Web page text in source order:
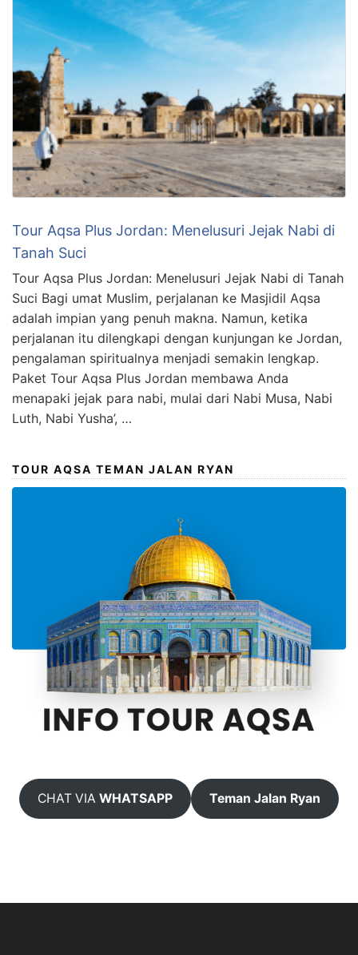
Tour Aqsa Plus Jordan: Menelusuri Jejak Nabi di
Tanah Suci
Tour Aqsa Plus Jordan: Menelusuri Jejak Nabi di Tanah
Suci Bagi umat Muslim, perjalanan ke Masjidil Aqsa
adalah impian yang penuh makna. Namun, ketika
perjalanan itu dilengkapi dengan kunjungan ke Jordan,
pengalaman spiritualnya menjadi semakin lengkap.
Paket Tour Aqsa Plus Jordan membawa Anda
menapaki jejak para nabi, mulai dari Nabi Musa, Nabi
Luth, Nabi Yusha’, …
TOUR AQSA TEMAN JALAN RYAN
CHAT VIAWHATSAPP Teman Jalan Ryan